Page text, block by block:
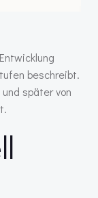
beschreibt.
später von